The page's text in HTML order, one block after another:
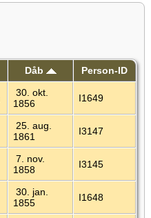
Dåb Person-ID
30. okt.
1856
I1649
25. aug.
1861
I3147
7. nov.
1858
I3145
30. jan.
1855
I1648